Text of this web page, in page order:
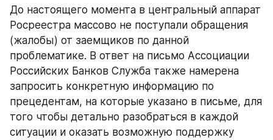
До настоящего момента в центральный аппарат
Росреестра массово не поступали обращения
(жалобы) от заемщиков по данной
проблематике. В ответ на письмо Ассоциации
Российских Банков Служба также намерена
запросить конкретную информацию по
прецедентам, на которые указано в письме, для
того чтобы детально разобраться в каждой
ситуации и оказать возможную поддержку